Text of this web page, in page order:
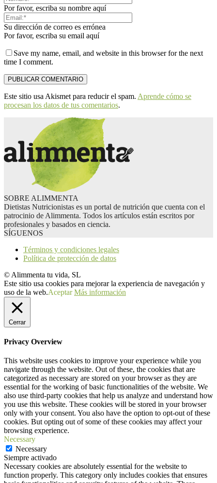
Por favor, escriba su nombre aquí
Su dirección de correo es errónea
Por favor, escriba su email aquí
Save my name, email, and website in this browser for the next
time I comment.
Este sitio usa Akismet para reducir el spam. Aprende cómo se
procesan los datos de tus comentarios.
SOBRE ALIMMENTA
Dietistas Nutricionistas es un portal de nutrición que cuenta con el
patrocinio de Alimmenta. Todos los artículos están escritos por
profesionales y basados en ciencia.
SÍGUENOS
Términos y condiciones legales
Política de protección de datos
© Alimmenta tu vida, SL
Este sitio usa cookies para mejorar la experiencia de navegación y
uso de la web.Aceptar Más información
Cerrar
Privacy Overview
This website uses cookies to improve your experience while you
navigate through the website. Out of these, the cookies that are
categorized as necessary are stored on your browser as they are
essential for the working of basic functionalities of the website. We
also use third-party cookies that help us analyze and understand how
you use this website. These cookies will be stored in your browser
only with your consent. You also have the option to opt-out of these
cookies. But opting out of some of these cookies may affect your
browsing experience.
Necessary
Necessary
Siempre activado
Necessary cookies are absolutely essential for the website to
function properly. This category only includes cookies that ensures